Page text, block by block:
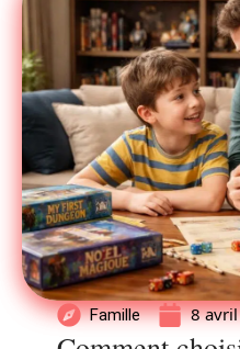
Famille 8